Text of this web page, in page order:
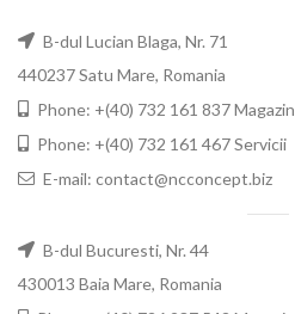
B-dul Lucian Blaga, Nr. 71
440237 Satu Mare, Romania
Phone: +(40) 732 161 837 Magazin
Phone: +(40) 732 161 467 Servicii
E-mail: contact@ncconcept.biz
B-dul Bucuresti, Nr. 44
430013 Baia Mare, Romania